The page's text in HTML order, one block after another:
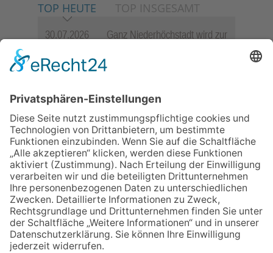
TOP HEUTE TOP INSGESAMT
30.07.2026
Ganz Niederhöchstadt wird zur
23.07.2026
Zwischen Fachwerk, Wein und
lädt wieder zum Weinfest ein
präsentiert sein neues
Programm „Changes“
06.08.2026
„die 80er live“ – Die große
Stadiontour kommt nach
Frankfurt
06.08.2026
Hisamoto und Tölke begeistern
mit Werken von Walter
Wachsmuth